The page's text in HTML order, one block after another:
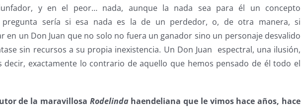
y en el peor… nada, aunque la nada sea para él un concepto
pregunta sería si esa nada es la de un perdedor, o, de otra manera, si
en un Don Juan que no solo no fuera un ganador sino un personaje desvalido
sin recursos a su propia inexistencia. Un Don Juan espectral, una ilusión,
decir, exactamente lo contrario de aquello que hemos pensado de él todo el
de la maravillosa Rodelinda haendeliana que le vimos hace años, hace